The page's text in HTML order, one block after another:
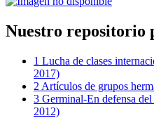
Nuestro repositorio
1 Lucha de clases
2017)
2 Artículos de grupos
3 Germinal-En defensa
2012)